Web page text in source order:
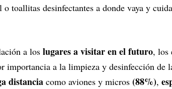
toallitas desinfectantes a donde vaya y
a los lugares a visitar en el futuro, los
importancia a la limpieza y desinfección de
distancia como aviones y micros (88%),